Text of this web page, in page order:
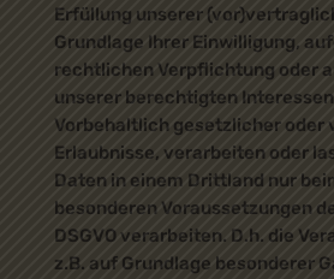
Erfüllung unserer
Grundlage Ihrer Einwilligung,
rechtlichen Verpflichtung oder
unserer berechtigten
Vorbehaltlich gesetzlicher oder
Erlaubnisse, verarbeiten oder
Daten in einem Drittland nur
besonderen Voraussetzungen
DSGVO verarbeiten. D.h. die
z.B. auf Grundlage besonderer